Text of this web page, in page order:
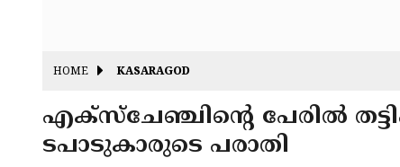
HOME KASARAGOD
എക്‌സ്‌ചേഞ്ചിന്റെ പേരില്‍
ടപാടുകാരുടെ പരാതി